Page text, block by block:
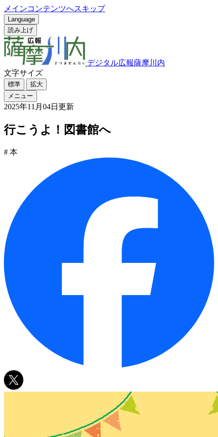
メインコンテンツへスキップ
Language
読み上げ
デジタル広報薩摩川内
文字サイズ
標準
拡大
メニュー
2025年11月04日更新
行こうよ！図書館へ
# 本